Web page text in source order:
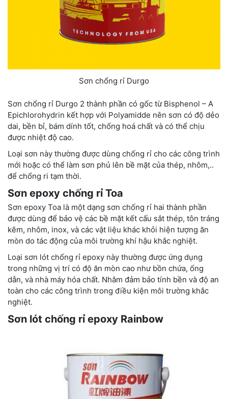
Sơn chổng rỉ Durgo
Sơn chổng rỉ Durgo 2 thành phần có gốc từ Bisphenol – A
Epichlorohydrin kết hợp với Polyamidde nên sơn có độ dẻo
dai, bền bỉ, bám dính tốt, chống hoá chất và có thể chịu
được nhiệt độ cao.
Loại sơn này thường được dùng chống rỉ cho các công trình
mới hoặc có thể làm sơn phủ lên bề mặt của thép, nhôm,..
để chổng ri tạm thời.
Sơn epoxy chống rỉ Toa
Sơn epoxy Toa là một dạng sơn chống rỉ hai thành phần
được dùng để bảo vệ các bề mặt kết cấu sắt thép, tôn tráng
kẽm, nhôm, inox, và các vật liệu khác khỏi hiện tượng ăn
mòn do tác động của môi trường khí hậu khắc nghiệt.
Loại sơn lót chống rỉ epoxy này thường được ứng dụng
trong những vị trí có độ ăn mòn cao như bồn chứa, ống
dẫn, và nhà máy hóa chất. Nhằm đảm bảo tính bền và độ an
toàn cho các công trình trong điều kiện môi trường khắc
nghiệt.
Sơn lót chống rỉ epoxy Rainbow